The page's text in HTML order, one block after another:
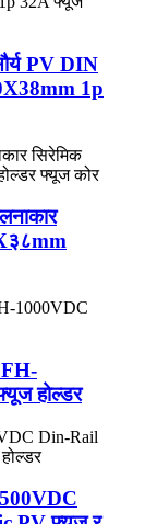
PV DIN
1p
होल्डर